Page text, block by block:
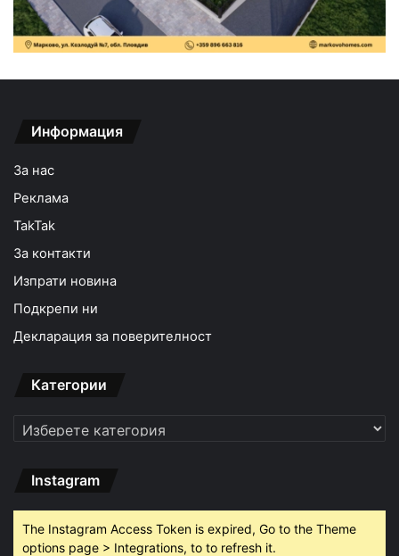
Информация
За нас
Реклама
TakTak
За контакти
Изпрати новина
Подкрепи ни
Декларация за поверителност
Категории
Категории
Instagram
The Instagram Access Token is expired, Go to the Theme
options page > Integrations, to to refresh it.